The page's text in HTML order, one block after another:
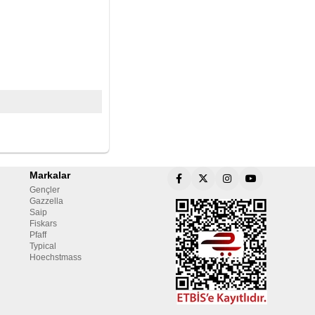
Markalar
Gençler
Gazzella
Saip
Fiskars
Pfaff
Typical
Hoechstmass